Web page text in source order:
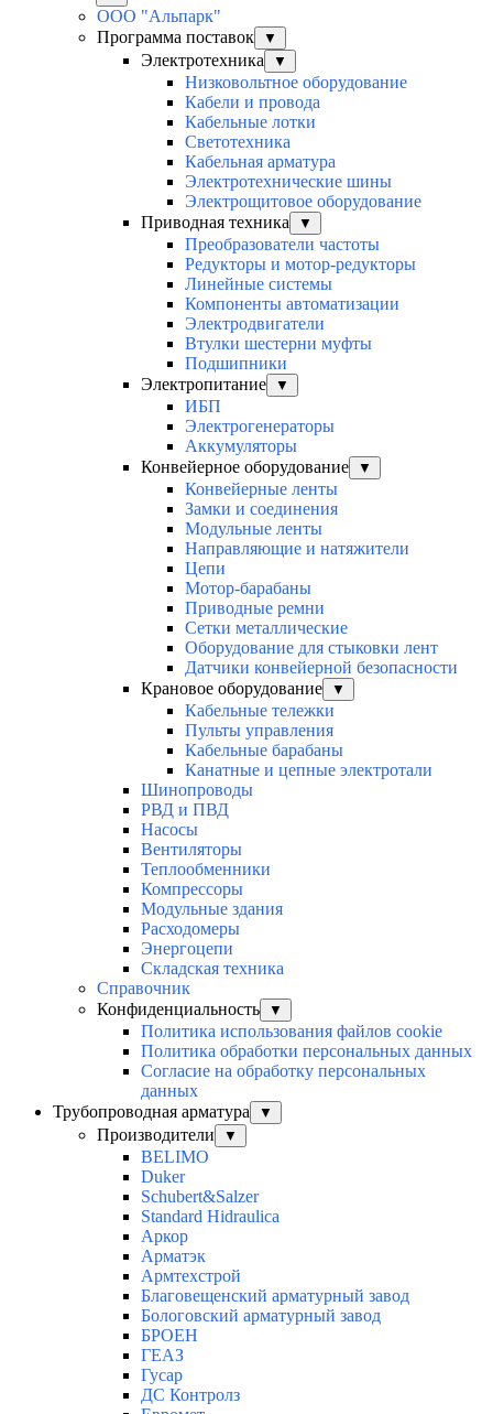
ООО "Альпарк"
Программа поставок
▼
Электротехника ▼
Низковольтное оборудование
Кабели и провода
Кабельные лотки
Светотехника
Кабельная арматура
Электротехнические шины
Электрощитовое оборудование
Приводная техника
▼
Преобразователи частоты
Редукторы и мотор-редукторы
Линейные системы
Компоненты автоматизации
Электродвигатели
Втулки шестерни муфты
Подшипники
Электропитание
▼
ИБП
Электрогенераторы
Аккумуляторы
Конвейерное оборудование
▼
Конвейерные ленты
Замки и соединения
Модульные ленты
Направляющие и натяжители
Цепи
Мотор-барабаны
Приводные ремни
Сетки металлические
Оборудование для стыковки лент
Датчики конвейерной безопасности
Крановое оборудование
▼
Кабельные тележки
Пульты управления
Кабельные барабаны
Канатные и цепные электротали
Шинопроводы
РВД и ПВД
Насосы
Вентиляторы
Теплообменники
Компрессоры
Модульные здания
Расходомеры
Энергоцепи
Складская техника
Справочник
Конфиденциальность
▼
Политика использования файлов cookie
Политика обработки персональных данных
Согласие на обработку персональных
данных
Трубопроводная арматура
▼
Производители ▼
BELIMO
Duker
Schubert&Salzer
Standard Hidraulica
Аркор
Арматэк
Армтехстрой
Благовещенский арматурный завод
Бологовский арматурный завод
БРОЕН
ГЕАЗ
Гусар
ДС Контролз